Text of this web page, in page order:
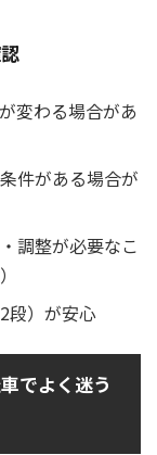
変わる場合があ
件がある場合が
調整が必要なこ
段）が安心
でよく迷う